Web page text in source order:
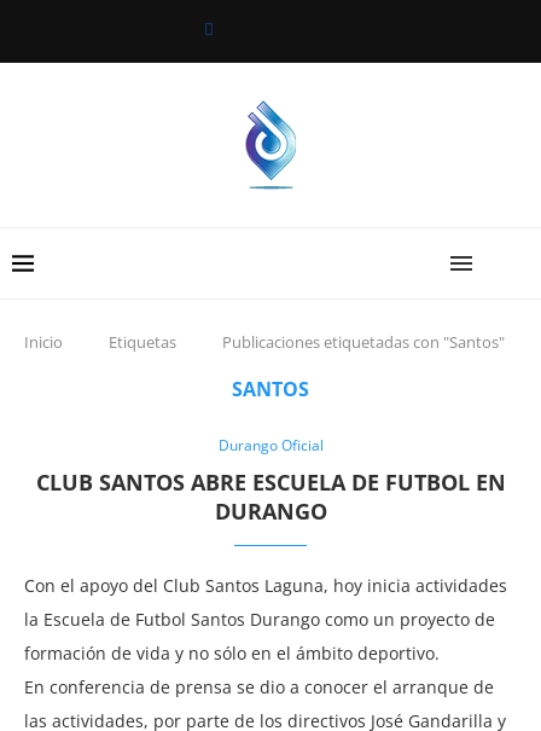
Inicio Etiquetas Publicaciones etiquetadas con "Santos"
SANTOS
Durango Oficial
CLUB SANTOS ABRE ESCUELA DE FUTBOL EN
DURANGO
Con el apoyo del Club Santos Laguna, hoy inicia actividades
la Escuela de Futbol Santos Durango como un proyecto de
formación de vida y no sólo en el ámbito deportivo.
En conferencia de prensa se dio a conocer el arranque de
las actividades, por parte de los directivos José Gandarilla y